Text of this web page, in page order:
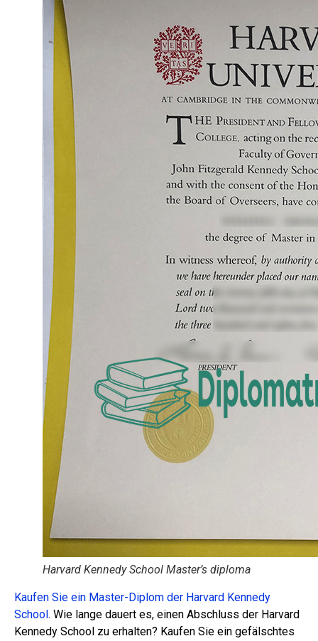
Harvard Kennedy School Master’s diploma
Kaufen Sie ein Master-Diplom der Harvard Kennedy
School. Wie lange dauert es, einen Abschluss der Harvard
Kennedy School zu erhalten? Kaufen Sie ein gefälschtes